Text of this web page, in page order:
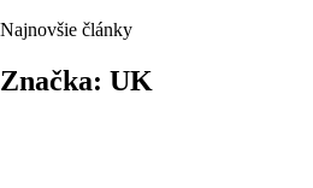
Najnovšie články
Značka: UK